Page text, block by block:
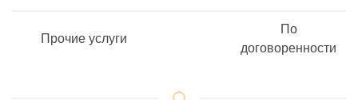
Прочие услуги
По
договоренности